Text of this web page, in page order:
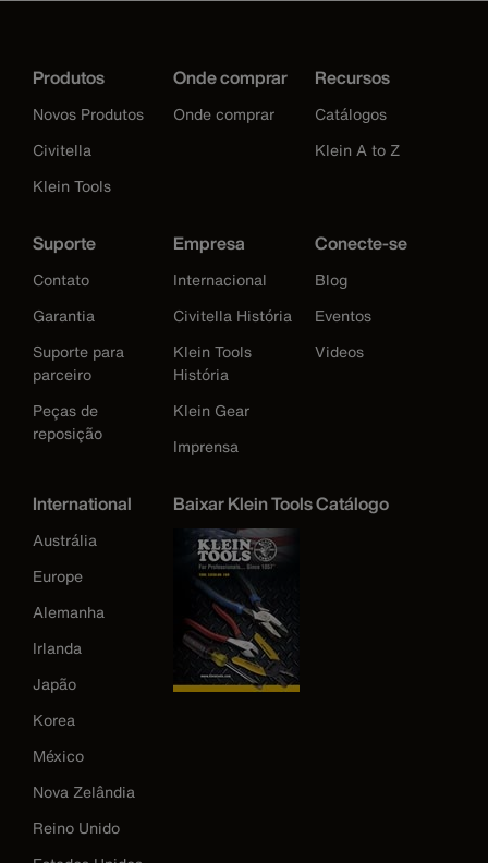
Produtos
Novos Produtos
Civitella
Klein Tools
Onde comprar
Onde comprar
Recursos
Catálogos
Klein A to Z
Suporte
Contato
Garantia
Suporte para
parceiro
Peças de
reposição
Empresa
Internacional
Civitella História
Klein Tools
História
Klein Gear
Imprensa
Conecte-se
Blog
Eventos
Videos
International
Austrália
Europe
Alemanha
Irlanda
Japão
Korea
México
Nova Zelândia
Reino Unido
Baixar Klein Tools Catálogo